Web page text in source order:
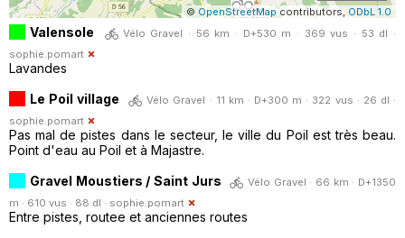
© OpenStreetMap contributors, ODbL 1.0
Valensole
Vélo Gravel · 56 km · D+530 m · 369 vus · 53 dl ·
sophie.pomart
Lavandes
Le Poil village
Vélo Gravel · 11 km · D+300 m · 322 vus · 26 dl ·
sophie.pomart
Pas mal de pistes dans le secteur, le ville du Poil est très beau.
Point d'eau au Poil et à Majastre.
Gravel Moustiers / Saint Jurs
Vélo Gravel · 66 km · D+1350
m · 610 vus · 88 dl · sophie.pomart
Entre pistes, routee et anciennes routes